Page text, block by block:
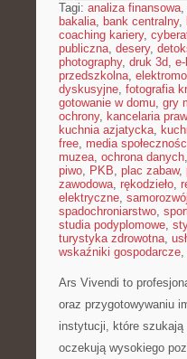
Tagi: analiza finansowa,
bakalia, bank centralny,
coaching kariery,
publiczna, desery,
photography, druk 3d,
przedszkolna,
dyskusyjne, fotografia
gotowanie w domu, gry
ochrony, kancelaria
kuchnia azjatycka,
free, media
muzea, ochrona danych,
piwo, PKB, plac zabaw,
zawodowa, rękodzieło,
elektryczne, samorozwój
spadochroniarstwo,
studia podyplomowe,
turystyka zdrowotna,
wskaźniki gospodarcze,
Ars Vivendi to
oraz przygotowywaniu
instytucji, które
oczekują wysokiego